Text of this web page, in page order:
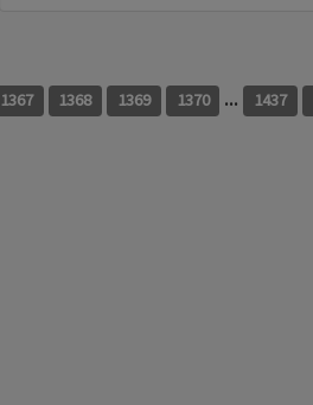
1367 1368 1369 1370 ... 1437